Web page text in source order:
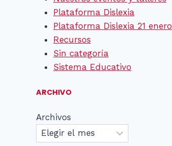
Plataforma Dislexia
Plataforma Dislexia 21 enero
Recursos
Sin categoría
Sistema Educativo
ARCHIVO
Archivos